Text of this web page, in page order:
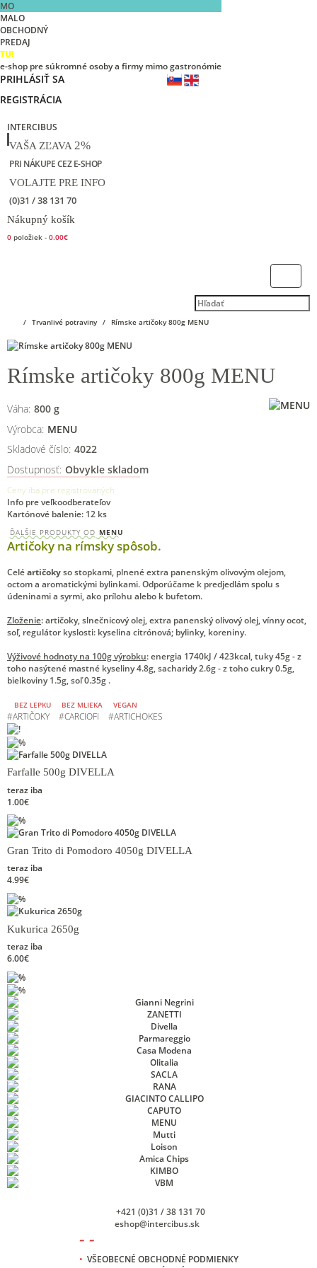
MO
MALO
OBCHODNÝ
PREDAJ
TU!
e-shop pre súkromné osoby a firmy mimo gastronómie
PRIHLÁSIŤ SA
REGISTRÁCIA
INTERCIBUS
VAŠA ZĽAVA 2%
PRI NÁKUPE CEZ E-SHOP
VOLAJTE PRE INFO
(0)31 / 38 131 70
Nákupný košík
0 položiek - 0.00€
Trvanlivé potraviny Rímske artičoky 800g MENU
Rímske artičoky 800g MENU
Váha: 800 g
Výrobca: MENU
Skladové číslo: 4022
Dostupnosť: Obvykle skladom
Ceny iba pre registrovaných
Info pre veľkoodberateľov
Kartónové balenie: 12 ks
ĎALŠIE PRODUKTY OD MENU
Artičoky na rímsky spôsob.
Celéartičokyso stopkami, plnené extra panenským olivovým olejom,
octom a aromatickými bylinkami. Odporúčame k predjedlám spolu s
údeninami a syrmi, ako prílohu alebo k bufetom.
Zloženie: artičoky, slnečnicový olej, extra panenský olivový olej, vínny ocot,
soľ, regulátor kyslosti: kyselina citrónová; bylinky, koreniny.
Výživové hodnoty na 100g výrobku: energia 1740kJ / 423kcal, tuky 45g - z
toho nasýtené mastné kyseliny 4.8g, sacharidy 2.6g - z toho cukry 0.5g,
bielkoviny 1.5g, soľ 0.35g .
BEZ LEPKU BEZ MLIEKA VEGAN
#ARTIČOKY #CARCIOFI #ARTICHOKES
Farfalle 500g DIVELLA
teraz iba
1.00€
Gran Trito di Pomodoro 4050g DIVELLA
teraz iba
4.99€
Kukurica 2650g
teraz iba
6.00€
+421 (0)31 / 38 131 70
eshop@intercibus.sk
- -
• VŠEOBECNÉ OBCHODNÉ PODMIENKY